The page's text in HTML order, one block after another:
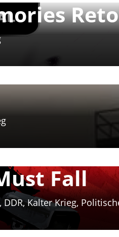
Fall
DDR, Kalter Krieg,